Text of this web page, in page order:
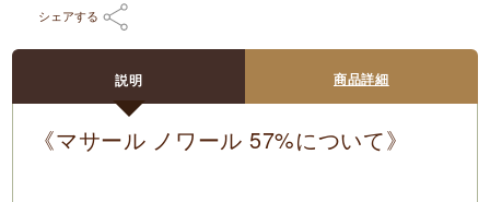
シェアする
説明 商品詳細
《マサール ノワール 57%について》